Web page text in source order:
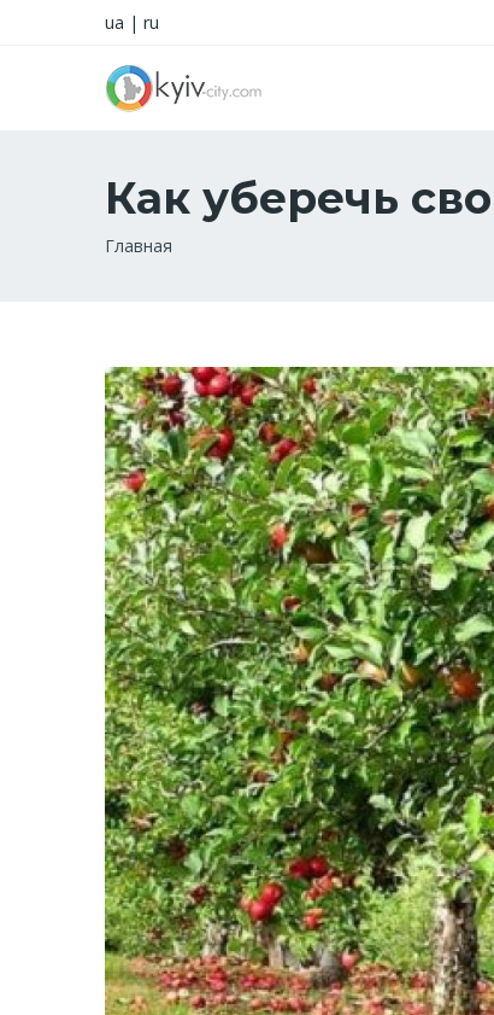
ua | ru
Как уберечь
Строка
Главная